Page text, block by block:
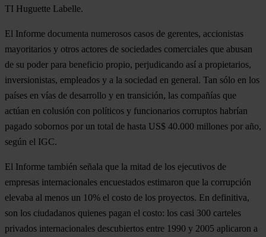
TI Huguette Labelle.
El Informe documenta numerosos casos de gerentes, accionistas
mayoritarios y otros actores de sociedades comerciales que abusan
de su poder para beneficio propio, perjudicando así a propietarios,
inversionistas, empleados y a la sociedad en general. Tan sólo en los
países en vías de desarrollo y en transición, las compañías que
actúan en colusión con políticos y funcionarios corruptos habrían
pagado sobornos por un total de hasta US$ 40.000 millones por año,
según el IGC.
El Informe también señala que la mitad de los ejecutivos de
empresas internacionales encuestados estimaron que la corrupción
elevaba al menos un 10% el costo de los proyectos. En definitiva,
son los ciudadanos quienes pagan el costo: los casi 300 carteles
privados internacionales descubiertos entre 1990 y 2005 aplicaron a